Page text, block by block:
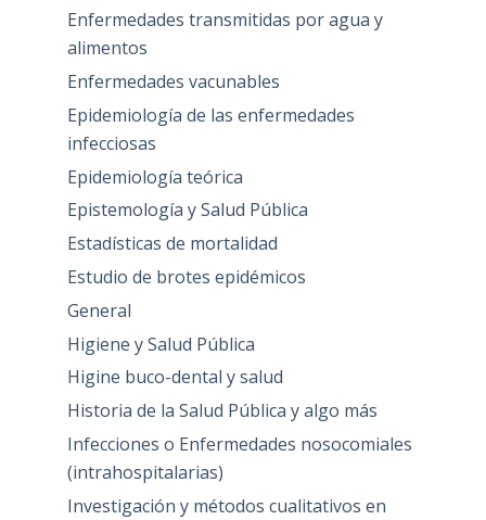
Enfermedades transmitidas por agua y
alimentos
Enfermedades vacunables
Epidemiología de las enfermedades
infecciosas
Epidemiología teórica
Epistemología y Salud Pública
Estadísticas de mortalidad
Estudio de brotes epidémicos
General
Higiene y Salud Pública
Higine buco-dental y salud
Historia de la Salud Pública y algo más
Infecciones o Enfermedades nosocomiales
(intrahospitalarias)
Investigación y métodos cualitativos en